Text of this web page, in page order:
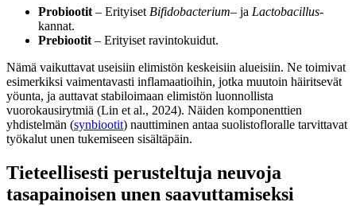
Probiootit – Erityiset Bifidobacterium– ja Lactobacillus-
kannat.
Prebiootit – Erityiset ravintokuidut.
Nämä vaikuttavat useisiin elimistön keskeisiin alueisiin. Ne toimivat
esimerkiksi vaimentavasti inflamaatioihin, jotka muutoin häiritsevät
yöunta, ja auttavat stabiloimaan elimistön luonnollista
vuorokausirytmiä (Lin et al., 2024). Näiden komponenttien
yhdistelmän (synbiootit) nauttiminen antaa suolistofloralle tarvittavat
työkalut unen tukemiseen sisältäpäin.
Tieteellisesti perusteltuja neuvoja
tasapainoisen unen saavuttamiseksi